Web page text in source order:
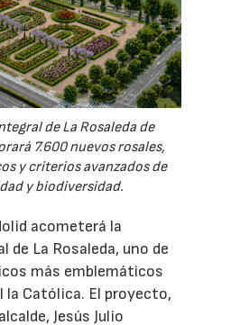
de La Rosaleda de
7.600 nuevos rosales,
y criterios avanzados de
y biodiversidad.
acometerá la
de La Rosaleda, uno de
más emblemáticos
la Católica. El proyecto,
Jesús Julio